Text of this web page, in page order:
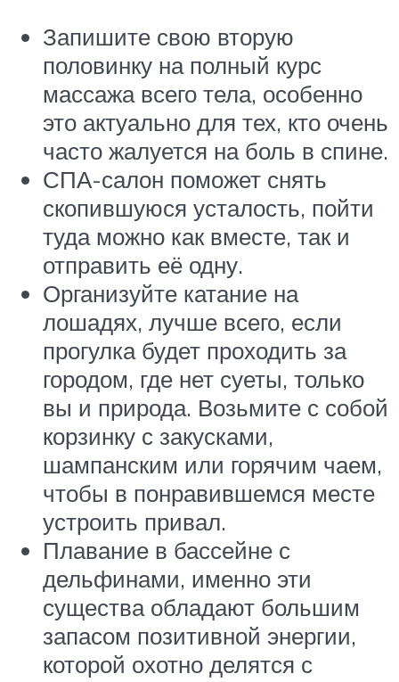
Запишите свою вторую
половинку на полный курс
массажа всего тела, особенно
это актуально для тех, кто очень
часто жалуется на боль в спине.
СПА-салон поможет снять
скопившуюся усталость, пойти
туда можно как вместе, так и
отправить её одну.
Организуйте катание на
лошадях, лучше всего, если
прогулка будет проходить за
городом, где нет суеты, только
вы и природа. Возьмите с собой
корзинку с закусками,
шампанским или горячим чаем,
чтобы в понравившемся месте
устроить привал.
Плавание в бассейне с
дельфинами, именно эти
существа обладают большим
запасом позитивной энергии,
которой охотно делятся с